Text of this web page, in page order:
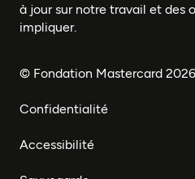
à jour sur notre travail et des
impliquer.
© Fondation Mastercard 2026
Confidentialité
Accessibilité